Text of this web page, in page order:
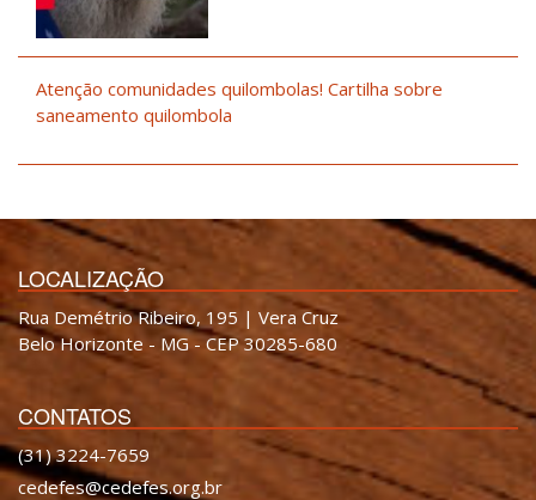
Atenção comunidades quilombolas! Cartilha sobre
saneamento quilombola
LOCALIZAÇÃO
Rua Demétrio Ribeiro, 195 | Vera Cruz
Belo Horizonte - MG - CEP 30285-680
CONTATOS
(31) 3224-7659
cedefes@cedefes.org.br